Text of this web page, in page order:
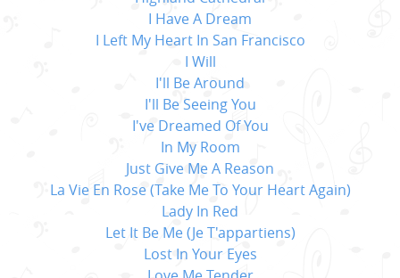
I Have A Dream
I Left My Heart In San Francisco
I Will
I'll Be Around
I'll Be Seeing You
I've Dreamed Of You
In My Room
Just Give Me A Reason
La Vie En Rose (Take Me To Your Heart Again)
Lady In Red
Let It Be Me (Je T'appartiens)
Lost In Your Eyes